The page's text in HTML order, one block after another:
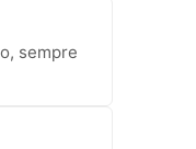
sempre